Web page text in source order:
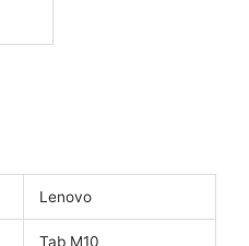
Lenovo
Tab M10